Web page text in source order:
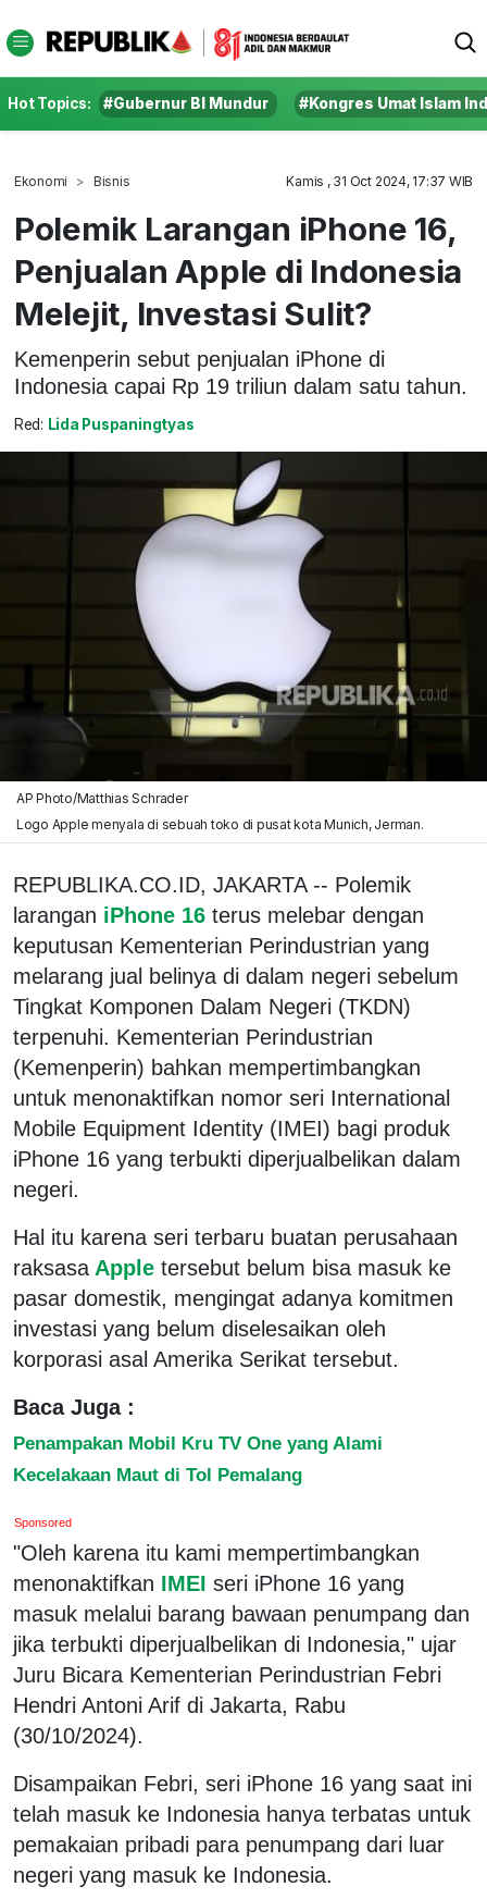
Hot Topics: #Gubernur BI Mundur #Kongres Umat Islam
Ekonomi Bisnis Kamis , 31 Oct 2024, 17:37 WIB
Polemik Larangan iPhone 16,
Penjualan Apple di Indonesia
Melejit, Investasi Sulit?
Kemenperin sebut penjualan iPhone di
Indonesia capai Rp 19 triliun dalam satu tahun.
Red: Lida Puspaningtyas
AP Photo/Matthias Schrader
Logo Apple menyala di sebuah toko di pusat kota Munich, Jerman.
REPUBLIKA.CO.ID, JAKARTA -- Polemik
larangan iPhone 16 terus melebar dengan
keputusan Kementerian Perindustrian yang
melarang jual belinya di dalam negeri sebelum
Tingkat Komponen Dalam Negeri (TKDN)
terpenuhi. Kementerian Perindustrian
(Kemenperin) bahkan mempertimbangkan
untuk menonaktifkan nomor seri International
Mobile Equipment Identity (IMEI) bagi produk
iPhone 16 yang terbukti diperjualbelikan dalam
negeri.
Hal itu karena seri terbaru buatan perusahaan
raksasa Apple tersebut belum bisa masuk ke
pasar domestik, mengingat adanya komitmen
investasi yang belum diselesaikan oleh
korporasi asal Amerika Serikat tersebut.
Baca Juga :
Penampakan Mobil Kru TV One yang Alami
Kecelakaan Maut di Tol Pemalang
Sponsored
"Oleh karena itu kami mempertimbangkan
menonaktifkan IMEI seri iPhone 16 yang
masuk melalui barang bawaan penumpang dan
jika terbukti diperjualbelikan di Indonesia," ujar
Juru Bicara Kementerian Perindustrian Febri
Hendri Antoni Arif di Jakarta, Rabu
(30/10/2024).
Disampaikan Febri, seri iPhone 16 yang saat ini
telah masuk ke Indonesia hanya terbatas untuk
pemakaian pribadi para penumpang dari luar
negeri yang masuk ke Indonesia.